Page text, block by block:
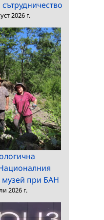
2026 г.
при БАН
2026 г.